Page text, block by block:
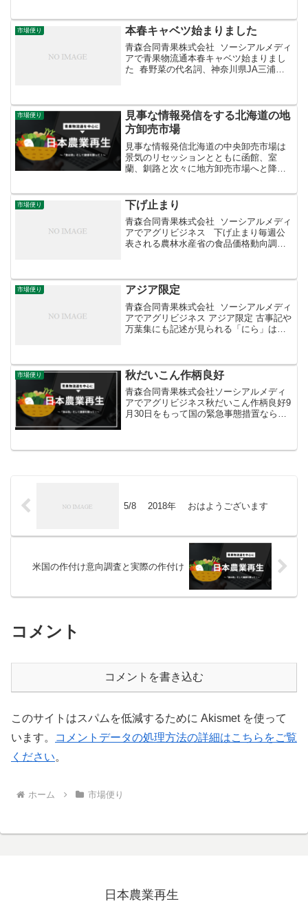
はコロナ騒動で需要が急激に落ち込んで
いる切り花を勧めています...
市場便り 本春キャベツ始まりました
青森合同青果株式会社 ソーシアルメディ
アで青果物流通本春キャベツ始まりまし
た 春野菜の代名詞、神奈川県JA三浦市
ツ」と区別するため、青果業界では「本
春（ほんぱる）」...
市場便り
見事な情報発信をする北海道の地
方卸売市場
見事な情報発信北海道の中央卸売市場は
景気のリセッションとともに函館、室
蘭、釧路と次々に地方卸売市場へと降格
もともと地方卸売市場でしたが、この市
場食堂ふじ膳の活躍ぶりは見...
市場便り 下げ止まり
青森合同青果株式会社 ソーシアルメディ
アでアグリビジネス 下げ止まり毎週公
表される農林水産省の食品価格動向調
りと値を下げていたキャベツも、前週比
101％と横ばいに...
市場便り アジア限定
青森合同青果株式会社 ソーシアルメディ
アでアグリビジネス アジア限定 古事記や
万葉集にも記述が見られる「にら」は、
ようです。一年中...
市場便り 秋だいこん作柄良好
青森合同青果株式会社ソーシアルメディ
アでアグリビジネス秋だいこん作柄良好9
月30日をもって国の緊急事態措置ならび
5/8 2018年 おはようございます
米国の作付け意向調査と実際の作付け
コメント
コメントを書き込む
このサイトはスパムを低減するために Akismet を使って
います。
コメントデータの処理方法の詳細はこちらをご覧
ください。
ホーム 市場便り
日本農業再生